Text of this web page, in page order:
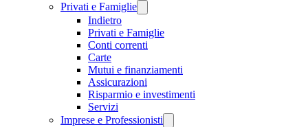
Privati e Famiglie
Indietro
Privati e Famiglie
Conti correnti
Carte
Mutui e finanziamenti
Assicurazioni
Risparmio e investimenti
Servizi
Imprese e Professionisti